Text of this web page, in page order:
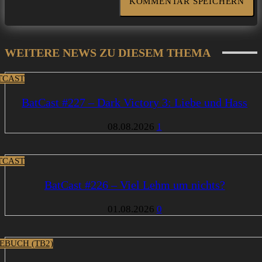
WEITERE NEWS ZU DIESEM THEMA
BatCast #227 – Dark Victory 3: Liebe und Hass
08.08.2026 1
BatCast #226 – Viel Lehm um nichts?
01.08.2026 0
(TB2)